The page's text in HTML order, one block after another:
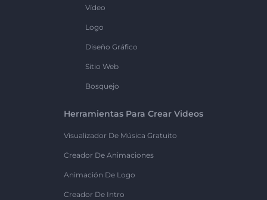
Vídeo
Logo
Diseño Gráfico
Sitio Web
Bosquejo
Herramientas Para Crear Videos
Visualizador De Música Gratuito
Creador De Animaciones
Animación De Logo
Creador De Intro